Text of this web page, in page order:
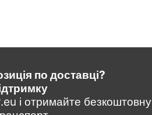
по доставці?
і отримайте безкоштовну